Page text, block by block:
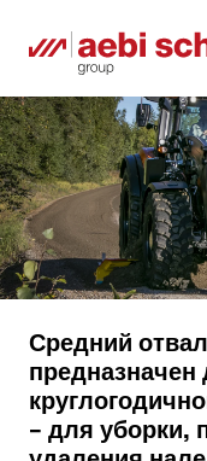
Средний
– для уборки,